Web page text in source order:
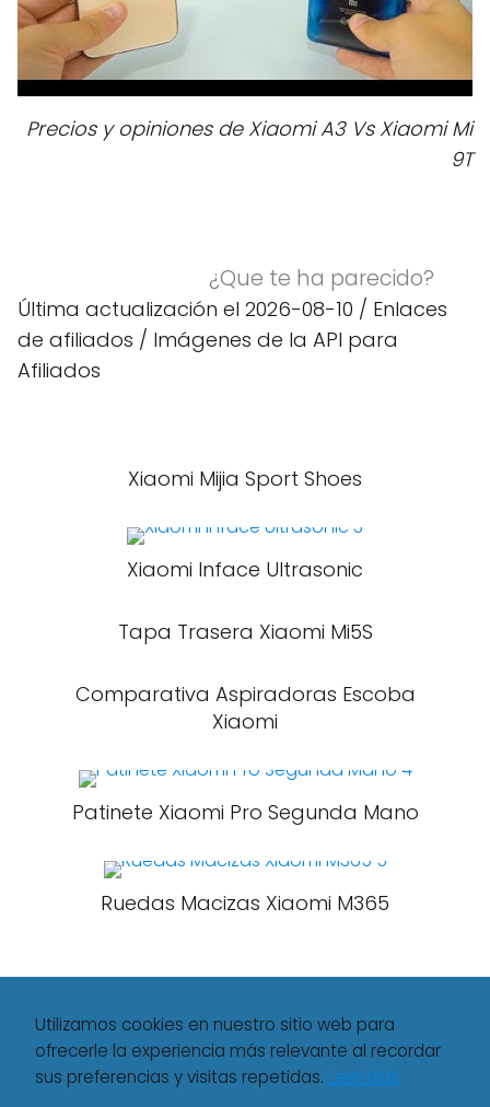
Precios y opiniones de Xiaomi A3 Vs Xiaomi Mi
9T
¿Que te ha parecido?
Última actualización el 2026-08-10 / Enlaces
de afiliados / Imágenes de la API para
Afiliados
Xiaomi Mijia Sport Shoes
Xiaomi Inface Ultrasonic
Tapa Trasera Xiaomi Mi5S
Comparativa Aspiradoras Escoba
Xiaomi
Patinete Xiaomi Pro Segunda Mano
Ruedas Macizas Xiaomi M365
Utilizamos cookies en nuestro sitio web para
ofrecerle la experiencia más relevante al recordar
sus preferencias y visitas repetidas. Leer Más